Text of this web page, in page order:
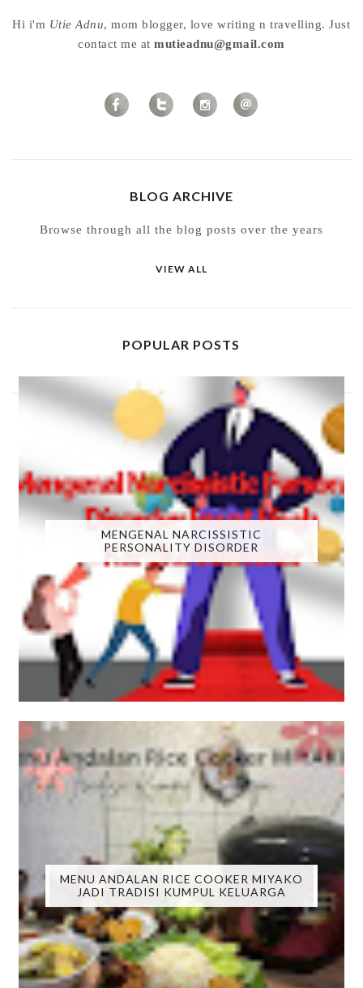
Hi i'm Utie Adnu, mom blogger, love writing n travelling. Just
contact me atmutieadnu@gmail.com
BLOG ARCHIVE
Browse through all the blog posts over the years
VIEW ALL
POPULAR POSTS
MENGENAL NARCISSISTIC
PERSONALITY DISORDER
MENU ANDALAN RICE COOKER MIYAKO
JADI TRADISI KUMPUL KELUARGA